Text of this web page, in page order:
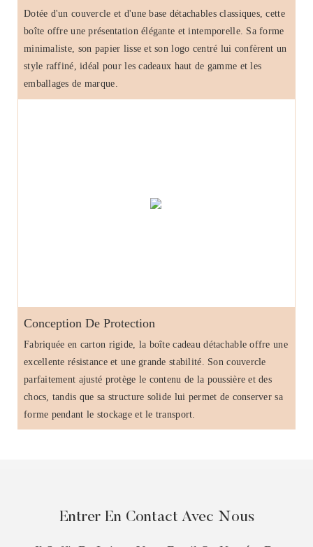
Dotée d'un couvercle et d'une base détachables classiques, cette
boîte offre une présentation élégante et intemporelle. Sa forme
minimaliste, son papier lisse et son logo centré lui confèrent un
style raffiné, idéal pour les cadeaux haut de gamme et les
emballages de marque.
Conception De Protection
Fabriquée en carton rigide, la boîte cadeau détachable offre une
excellente résistance et une grande stabilité. Son couvercle
parfaitement ajusté protège le contenu de la poussière et des
chocs, tandis que sa structure solide lui permet de conserver sa
forme pendant le stockage et le transport.
Entrer En Contact Avec Nous